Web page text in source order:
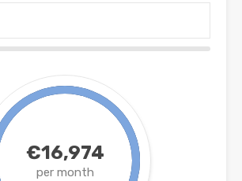
€16,974
per month